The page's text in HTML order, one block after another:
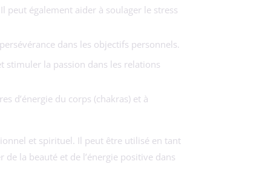
peut également aider à soulager le stress
dans les objectifs personnels.
la passion dans les relations
d’énergie du corps (chakras) et à
et spirituel. Il peut être utilisé en tant
la beauté et de l’énergie positive dans